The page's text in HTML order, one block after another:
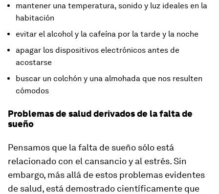
mantener una temperatura, sonido y luz ideales en la
habitación
evitar el alcohol y la cafeína por la tarde y la noche
apagar los dispositivos electrónicos antes de
acostarse
buscar un colchón y una almohada que nos resulten
cómodos
Problemas de salud derivados de la falta de
sueño
Pensamos que la falta de sueño sólo está
relacionado con el cansancio y al estrés. Sin
embargo, más allá de estos problemas evidentes
de salud, está demostrado científicamente que